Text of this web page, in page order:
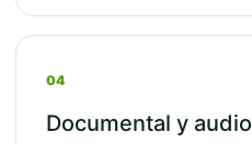
04
Documental y